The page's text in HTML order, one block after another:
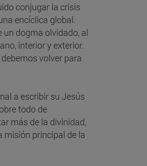
conjugar la crisis
encíclica global.
dogma olvidado, al
interior y exterior.
volver para
a escribir su Jesús
todo de
más de la divinidad,
misión principal de la